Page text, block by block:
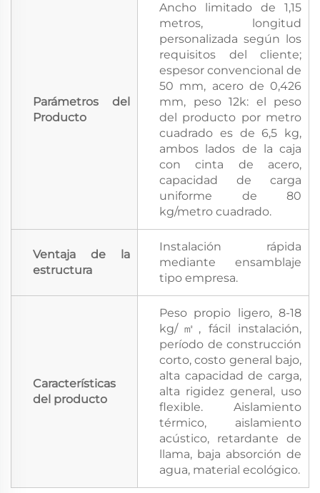
Parámetros del
Producto
Ancho limitado de 1,15
metros, longitud
personalizada según los
requisitos del cliente;
espesor convencional de
50 mm, acero de 0,426
mm, peso 12k: el peso
del producto por metro
cuadrado es de 6,5 kg,
ambos lados de la caja
con cinta de acero,
capacidad de carga
uniforme de 80
kg/metro cuadrado.
Ventaja de la
estructura
Instalación rápida
mediante ensamblaje
tipo empresa.
Características
del producto
Peso propio ligero, 8-18
kg/㎡, fácil instalación,
período de construcción
corto, costo general bajo,
alta capacidad de carga,
alta rigidez general, uso
flexible. Aislamiento
térmico, aislamiento
acústico, retardante de
llama, baja absorción de
agua, material ecológico.